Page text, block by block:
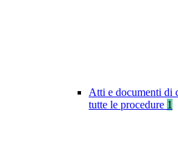
Atti e documenti di
tutte le procedure 1